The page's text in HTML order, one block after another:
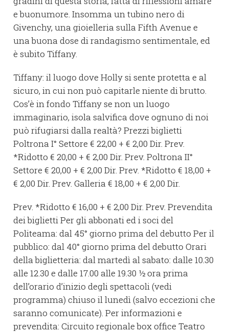
e buonumore. Insomma un tubino nero di
Givenchy, una gioielleria sulla Fifth Avenue e
una buona dose di randagismo sentimentale, ed
è subito Tiffany.
Tiffany: il luogo dove Holly si sente protetta e al
sicuro, in cui non può capitarle niente di brutto.
Cos’è in fondo Tiffany se non un luogo
immaginario, isola salvifica dove ognuno di noi
può rifugiarsi dalla realtà? Prezzi biglietti
Poltrona I° Settore € 22,00 + € 2,00 Dir. Prev.
*Ridotto € 20,00 + € 2,00 Dir. Prev. Poltrona II°
Settore € 20,00 + € 2,00 Dir. Prev. *Ridotto € 18,00 +
€ 2,00 Dir. Prev. Galleria € 18,00 + € 2,00 Dir.
Prev. *Ridotto € 16,00 + € 2,00 Dir. Prev. Prevendita
dei biglietti Per gli abbonati ed i soci del
Politeama: dal 45° giorno prima del debutto Per il
pubblico: dal 40° giorno prima del debutto Orari
della biglietteria: dal martedì al sabato: dalle 10.30
alle 12.30 e dalle 17.00 alle 19.30 ½ ora prima
dell’orario d’inizio degli spettacoli (vedi
programma) chiuso il lunedì (salvo eccezioni che
saranno comunicate). Per informazioni e
prevendita: Circuito regionale box office Teatro